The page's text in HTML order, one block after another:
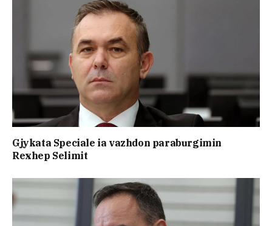
Gjykata Speciale ia vazhdon paraburgimin
Rexhep Selimit